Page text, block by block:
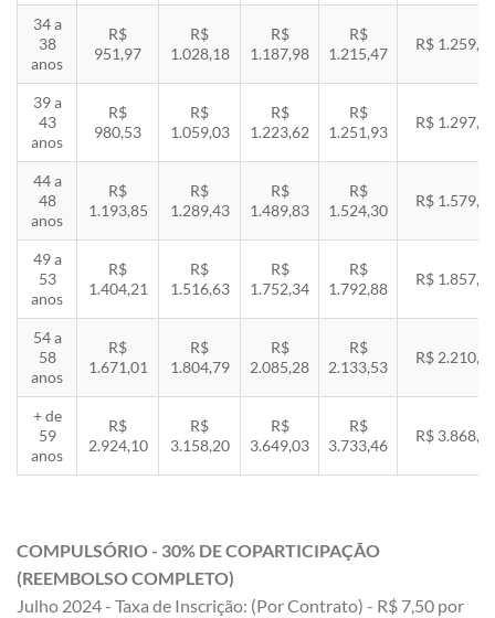
34 a
38
anos
R$
951,97
R$
1.028,18
R$
1.187,98
R$
1.215,47
R$
39 a
43
anos
R$
980,53
R$
1.059,03
R$
1.223,62
R$
1.251,93
R$
44 a
48
anos
R$
1.193,85
R$
1.289,43
R$
1.489,83
R$
1.524,30
R$
49 a
53
anos
R$
1.404,21
R$
1.516,63
R$
1.752,34
R$
1.792,88
R$
54 a
58
anos
R$
1.671,01
R$
1.804,79
R$
2.085,28
R$
2.133,53
R$
+ de
59
anos
R$
2.924,10
R$
3.158,20
R$
3.649,03
R$
3.733,46
R$
COMPULSÓRIO - 30% DE COPARTICIPAÇÃO
(REEMBOLSO COMPLETO)
Julho 2024 - Taxa de Inscrição: (Por Contrato) - R$ 7,50 por